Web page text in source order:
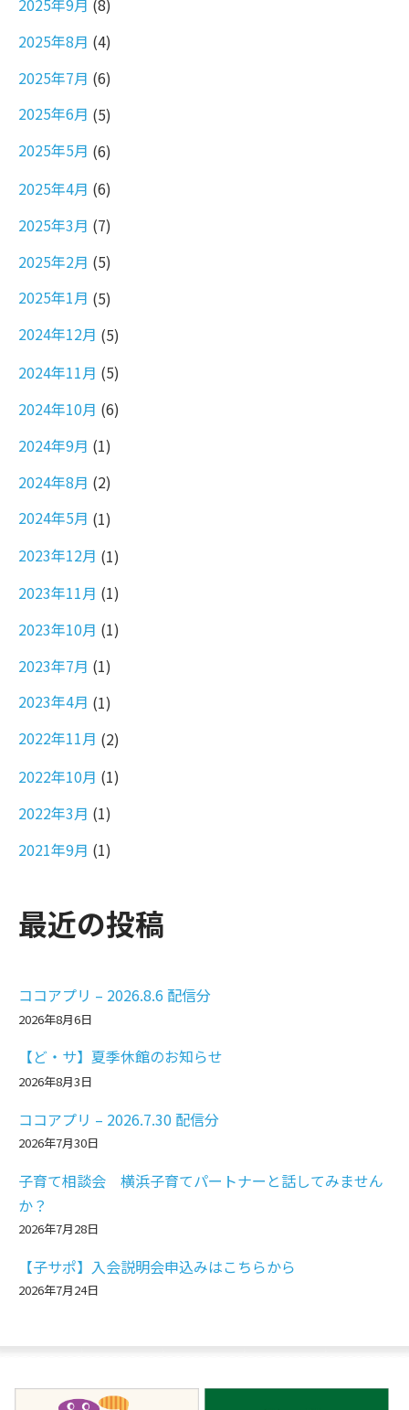
2025年8月 (4)
2025年7月 (6)
2025年6月 (5)
2025年5月 (6)
2025年4月 (6)
2025年3月 (7)
2025年2月 (5)
2025年1月 (5)
2024年12月 (5)
2024年11月 (5)
2024年10月 (6)
2024年9月 (1)
2024年8月 (2)
2024年5月 (1)
2023年12月 (1)
2023年11月 (1)
2023年10月 (1)
2023年7月 (1)
2023年4月 (1)
2022年11月 (2)
2022年10月 (1)
2022年3月 (1)
2021年9月 (1)
最近の投稿
ココアプリ – 2026.8.6 配信分
2026年8月6日
【ど・サ】夏季休館のお知らせ
2026年8月3日
ココアプリ – 2026.7.30 配信分
2026年7月30日
子育て相談会 横浜子育てパートナーと話してみません
か？
2026年7月28日
【子サポ】入会説明会申込みはこちらから
2026年7月24日